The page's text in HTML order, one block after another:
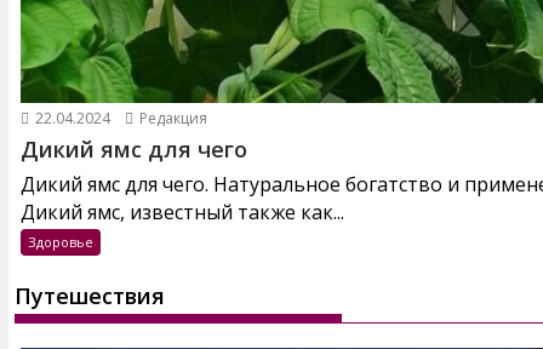
22.04.2024 Редакция
Дикий ямс для чего
Дикий ямс для чего. Натуральное богатство и
Дикий ямс, известный также как...
Здоровье
Путешествия